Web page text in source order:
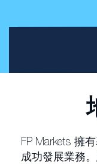
FP Markets 擁
成功發展業務